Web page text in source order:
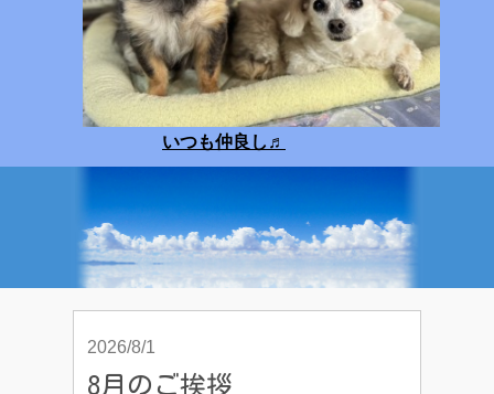
いつも仲良し ♬
2026/8/1
8月のご挨拶